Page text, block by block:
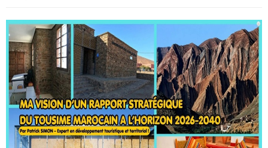
Tourisme
Régions
Hotels